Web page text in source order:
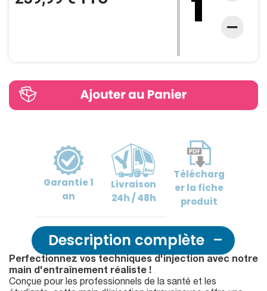
Garantie1
an
Livraison
24h / 48h
Télécharg
erla fiche
produit
Description complète
Perfectionnez vos techniques d'injection avec notre
main d'entraînement réaliste !
Conçue pour les professionnels de la santé et les